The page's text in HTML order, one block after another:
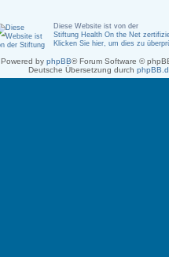
Diese Website ist von der
Stiftung Health On the Net
Klicken Sie hier, um dies zu
Powered by phpBB® Forum Software ©
Deutsche Übersetzung durch